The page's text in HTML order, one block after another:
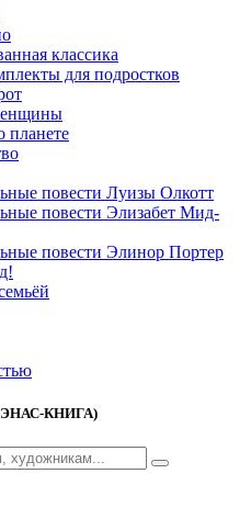
классика
для подростков
планете
повести Луизы Олкотт
повести Элизабет Мид-
повести Элинор Портер
КНИГА)